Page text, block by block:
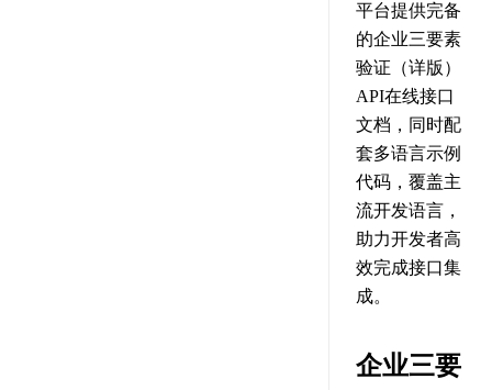
平台提供完备
的企业三要素
验证（详版）
API在线接口
文档，同时配
套多语言示例
代码，覆盖主
流开发语言，
助力开发者高
效完成接口集
成。
企业三要